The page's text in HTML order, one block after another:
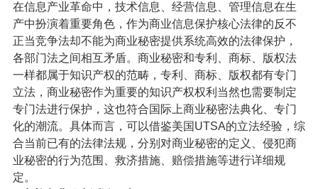
在信息产业革命中，技术信息、经营信息、管理信息在生
产中扮演着重要角色，作为商业信息保护核心法律的反不
正当竞争法却不能为商业秘密提供系统高效的法律保护，
各部门法之间相互矛盾。商业秘密和专利、商标、版权法
一样都属于知识产权的范畴，专利、商标、版权都有专门
立法，商业秘密作为重要的知识产权权利当然也需要制定
专门法进行保护，这也符合国际上商业秘密法典化、专门
化的潮流。具体而言，可以借鉴美国UTSA的立法经验，综
合当前已有的法律法规，分别对商业秘密的定义、侵犯商
业秘密的行为范围、救济措施、赔偿措施等进行详细规
定。